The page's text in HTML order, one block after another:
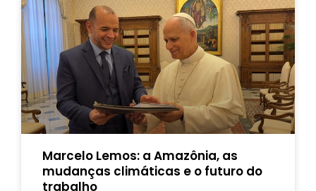
Marcelo Lemos: a Amazônia, as
mudanças climáticas e o futuro do
trabalho